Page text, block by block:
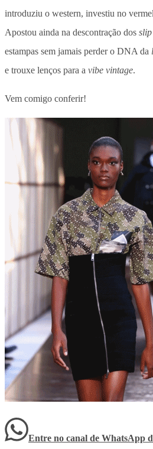
introduziu o western, investiu no
Apostou ainda na descontração dos slip
estampas sem jamais perder o DNA da
e trouxe lenços para a vibe vintage.
Vem comigo conferir!
Entre no canal de WhatsApp